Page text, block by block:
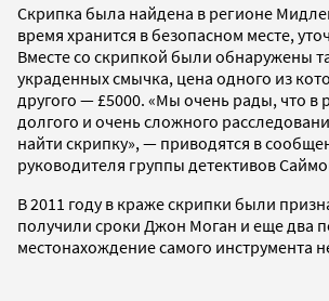
Скрипка была найдена в регионе
время хранится в безопасном месте,
Вместе со скрипкой были обнаружены
украденных смычка, цена одного из
другого — £5000. «Мы очень рады, что в
долгого и очень сложного
найти скрипку», — приводятся в
руководителя группы детективов
В 2011 году в краже скрипки были
получили сроки Джон Моган и еще два
местонахождение самого инструмента